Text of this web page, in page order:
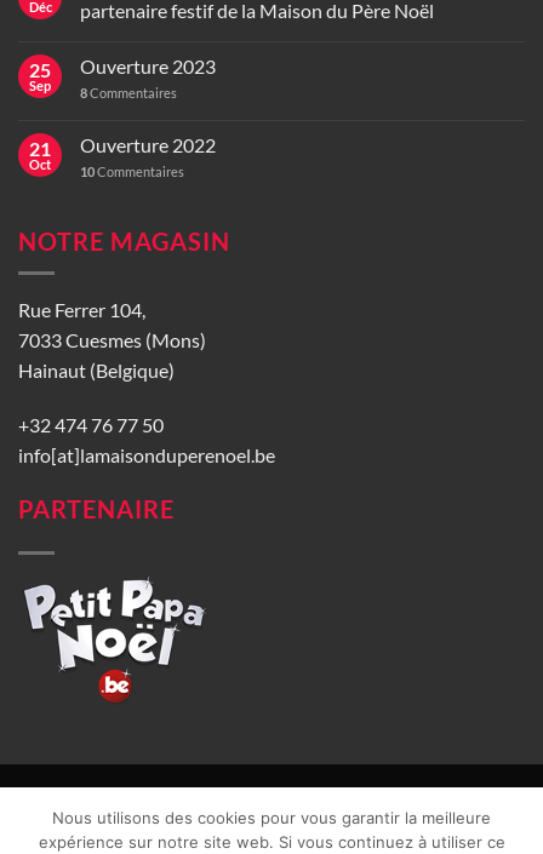
Déc
partenaire festif de la Maison du Père Noël
25
Sep
Ouverture 2023
8Commentaires
21
Oct
Ouverture 2022
10Commentaires
NOTRE MAGASIN
Rue Ferrer 104,
7033 Cuesmes (Mons)
Hainaut (Belgique)
+32 474 76 77 50
info[at]lamaisonduperenoel.be
PARTENAIRE
CGU| Vie privée| TVA : BE0840965749 | Site web réalisé par
Nous utilisons des cookies pour vous garantir la meilleure
expérience sur notre site web. Si vous continuez à utiliser ce